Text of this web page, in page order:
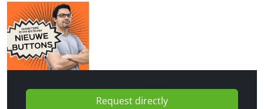
Request directly